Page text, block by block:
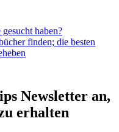
haben?
finden; die besten
Newsletter an,
erhalten